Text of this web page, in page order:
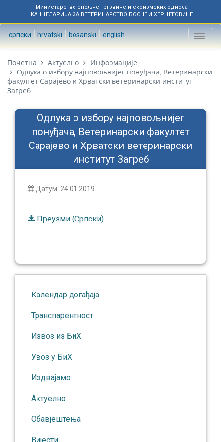
Министарство спољне трговине и економских односа
КАНЦЕЛАРИЈА ЗА ВЕТЕРИНАРСТВО БОСНЕ И ХЕРЦЕГОВИНЕ
српски hrvatski bosanski english
Toggle
Почетна Актуелно
Информације
Одлука о избору најповољнијег понуђача, Ветеринарски
факултет Сарајево и Хрватски ветеринарски институт
Загреб
Одлука о избору најповољнијег
понуђача, Ветеринарски факултет
Сарајево и Хрватски ветеринарски
институт Загреб
Датум: 24.01.2019.
Преузми (Српски)
Календар догађаја
Транспарентност
Извоз из БиХ
Увоз у БиХ
Издвајамо
Актуелно
Обавјештења
Вијести